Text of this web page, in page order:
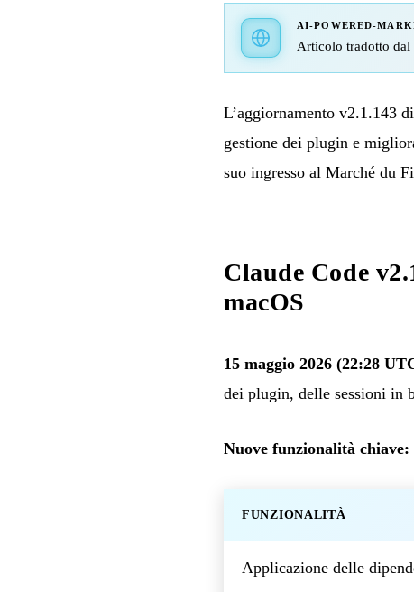
AI-POWERED-
Articolo tradotto
L’aggiornamento v2.1.143
gestione dei plugin e
suo ingresso al Marché du
Claude Code
macOS
15 maggio 2026 (22:28
dei plugin, delle sessioni in
Nuove funzionalità chiave:
FUNZIONALITÀ
Applicazione delle